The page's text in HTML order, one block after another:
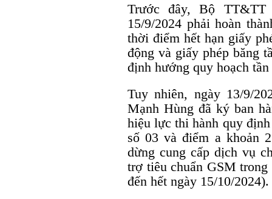
Trước đây, Bộ
15/9/2024 phải hoàn
thời điểm hết hạn giấy
động và giấy phép băng
định hướng quy hoạch
Tuy nhiên, ngày 13/9/
Mạnh Hùng đã ký ban
hiệu lực thi hành quy
số 03 và điểm a khoản
dừng cung cấp dịch vụ
trợ tiêu chuẩn GSM
đến hết ngày 15/10/2024).